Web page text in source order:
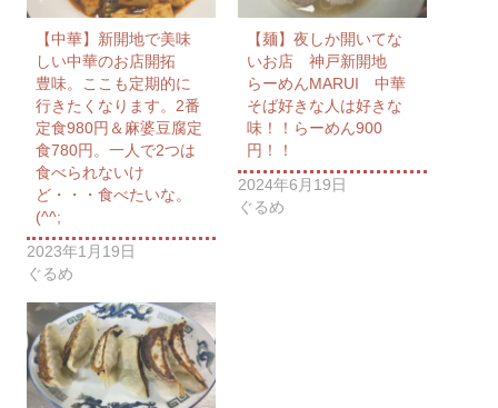
【中華】新開地で美味
しい中華のお店開拓
豊味。ここも定期的に
行きたくなります。2番
定食980円＆麻婆豆腐定
食780円。一人で2つは
食べられないけ
ど・・・食べたいな。
(^^;
2023年1月19日
ぐるめ
【麺】夜しか開いてな
いお店 神戸新開地
らーめんMARUI 中華
そば好きな人は好きな
味！！らーめん900
円！！
2024年6月19日
ぐるめ